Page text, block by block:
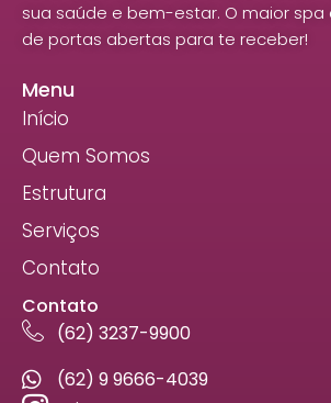
sua saúde e bem-estar. O maior
de portas abertas para te receber!
Menu
Início
Quem Somos
Estrutura
Serviços
Contato
Contato
(62) 3237-9900
(62) 9 9666-4039